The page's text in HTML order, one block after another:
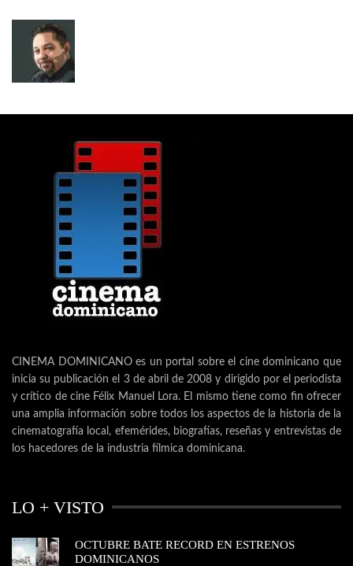
CINEMA DOMINICANO es un portal sobre el cine dominicano que
inicia su publicación el 3 de abril de 2008 y dirigido por el periodista
y crítico de cine Félix Manuel Lora. El mismo tiene como fin ofrecer
una amplia información sobre todos los aspectos de la historia de la
cinematografía local, efemérides, biografías, reseñas y entrevistas de
los hacedores de la industria fílmica dominicana.
LO + VISTO
OCTUBRE BATE RECORD EN ESTRENOS
DOMINICANOS